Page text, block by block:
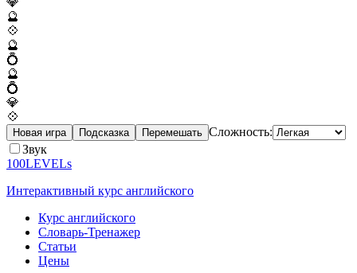
🔮
💠
🔮
💍
🔮
💍
💎
💠
Новая игра Подсказка Перемешать Сложность:
Звук
100LEVELs
Интерактивный курс английского
Курс английского
Словарь-Тренажер
Статьи
Цены